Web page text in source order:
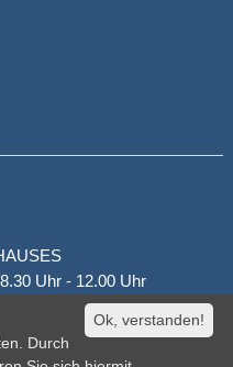
Uhr - 12.00 Uhr
14.00 Uhr - 18.00 Uhr
Uhr - 18.00 UhrOk, verstanden!
Durch